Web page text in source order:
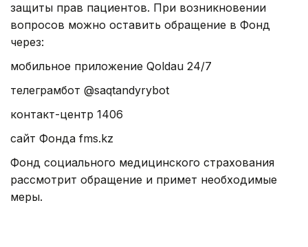
защиты прав пациентов. При возникновении
вопросов можно оставить обращение в Фонд
через:
мобильное приложение Qoldau 24/7
телеграмбот @saqtandyrybot
контакт-центр 1406
сайт Фонда fms.kz
Фонд социального медицинского страхования
рассмотрит обращение и примет необходимые
меры.